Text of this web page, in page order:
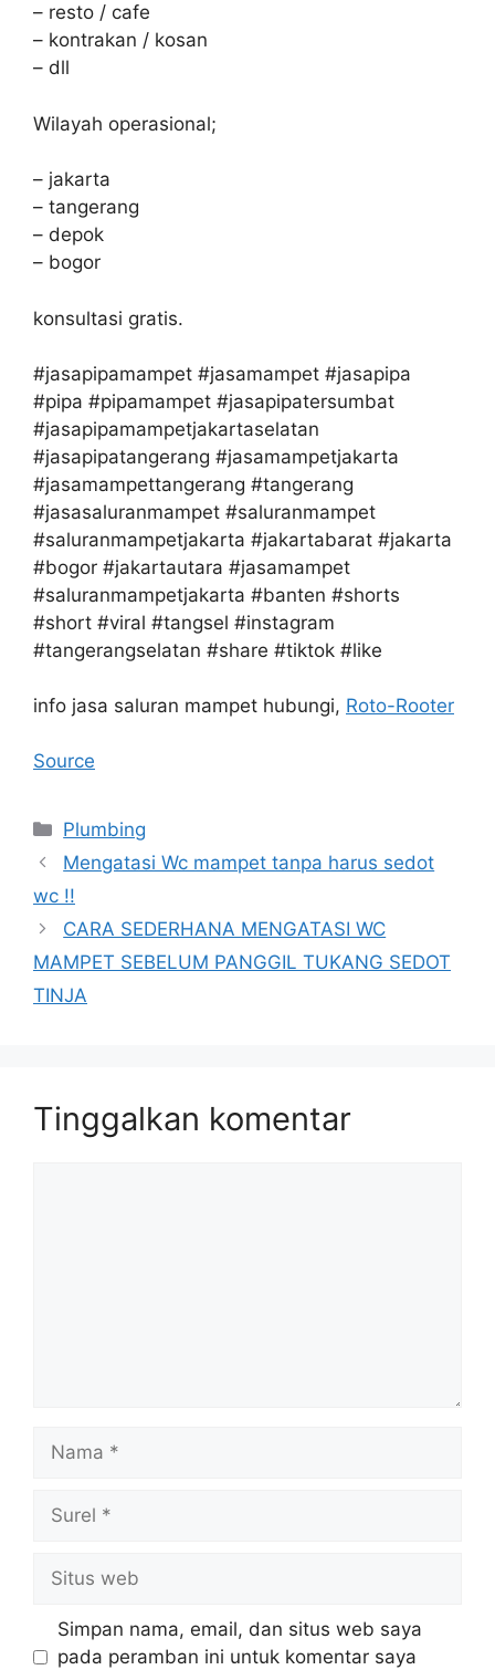
– resto / cafe
– kontrakan / kosan
– dll
Wilayah operasional;
– jakarta
– tangerang
– depok
– bogor
konsultasi gratis.
#jasapipamampet #jasamampet #jasapipa
#pipa #pipamampet #jasapipatersumbat
#jasapipamampetjakartaselatan
#jasapipatangerang #jasamampetjakarta
#jasamampettangerang #tangerang
#jasasaluranmampet #saluranmampet
#saluranmampetjakarta #jakartabarat #jakarta
#bogor #jakartautara #jasamampet
#saluranmampetjakarta #banten #shorts
#short #viral #tangsel #instagram
#tangerangselatan #share #tiktok #like
info jasa saluran mampet hubungi, Roto-Rooter
Source
Kategori
Plumbing
Mengatasi Wc mampet tanpa harus sedot
wc !!
CARA SEDERHANA MENGATASI WC
MAMPET SEBELUM PANGGIL TUKANG SEDOT
TINJA
Tinggalkan komentar
Nama
Surel
Situs
web
Simpan nama, email, dan situs web saya
pada peramban ini untuk komentar saya